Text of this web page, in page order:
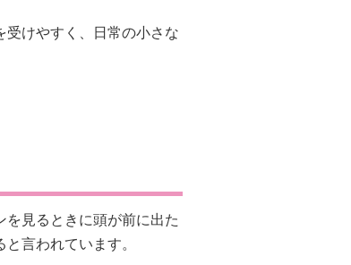
受けやすく、日常の小さな
見るときに頭が前に出た
言われています。